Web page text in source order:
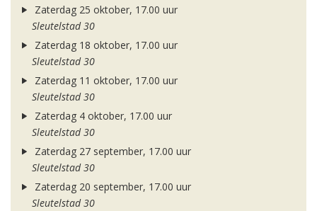
Zaterdag 25 oktober, 17.00 uur
Sleutelstad 30
Zaterdag 18 oktober, 17.00 uur
Sleutelstad 30
Zaterdag 11 oktober, 17.00 uur
Sleutelstad 30
Zaterdag 4 oktober, 17.00 uur
Sleutelstad 30
Zaterdag 27 september, 17.00 uur
Sleutelstad 30
Zaterdag 20 september, 17.00 uur
Sleutelstad 30